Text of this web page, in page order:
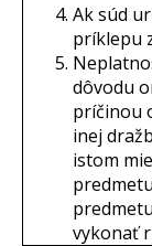
Ak súd
príklepu
dôvodu
príčinou
inej
istom
vykonať